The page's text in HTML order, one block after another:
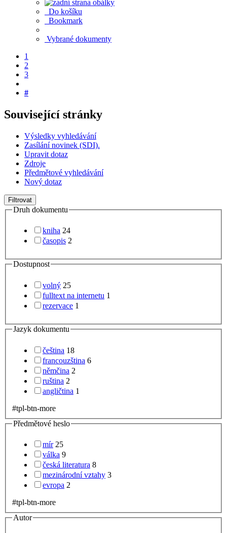
Do košíku
Bookmark
Vybrané dokumenty
1
2
3
#
Související stránky
Výsledky vyhledávání
Zasílání novinek (SDI).
Upravit dotaz
Zdroje
Předmětové vyhledávání
Nový dotaz
Filtrovat
Druh dokumentu
kniha 24
časopis 2
Dostupnost
volný 25
fulltext na internetu 1
rezervace 1
Jazyk dokumentu
čeština 18
francouzština 6
němčina 2
ruština 2
angličtina 1
#tpl-btn-more
Předmětové heslo
mír 25
válka 9
česká literatura 8
mezinárodní vztahy 3
evropa 2
#tpl-btn-more
Autor